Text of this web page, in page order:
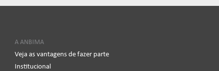
A ANBIMA
Veja as vantagens de fazer parte
Institucional